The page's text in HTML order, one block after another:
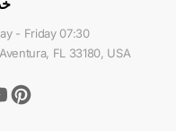
07:30 AM - 04:00 PM EST Monday - Friday
FL 33180, USA
Pinterest